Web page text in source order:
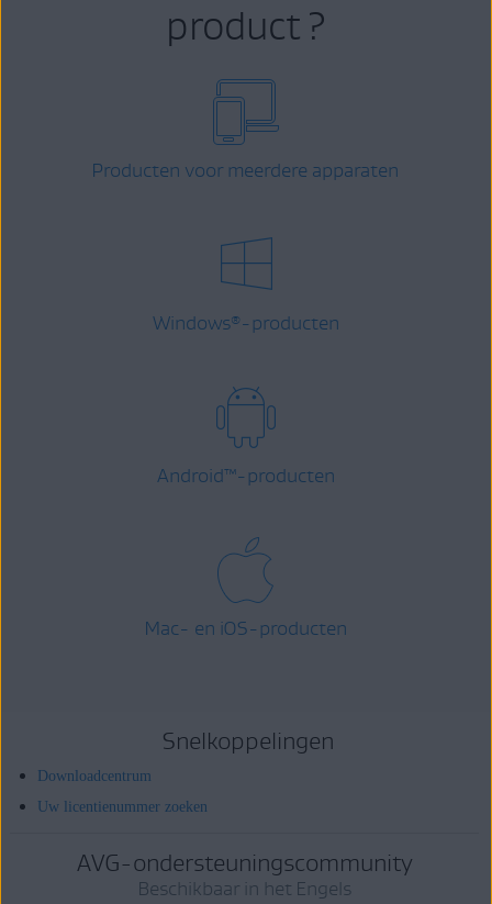
product ?
Producten voor meerdere apparaten
Windows® -producten
Android™-producten
Mac- en iOS-producten
Snelkoppelingen
Downloadcentrum
Uw licentienummer zoeken
AVG-ondersteuningscommunity
Beschikbaar in het Engels